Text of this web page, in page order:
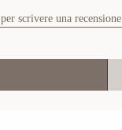
per scrivere una recensione